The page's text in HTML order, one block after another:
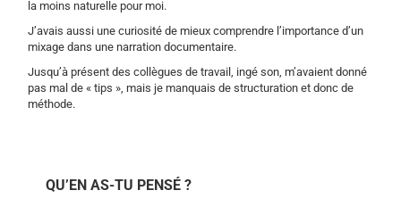
la moins naturelle pour moi.
J’avais aussi une curiosité de mieux comprendre l’importance d’un
mixage dans une narration documentaire.
Jusqu’à présent des collègues de travail, ingé son, m’avaient donné
pas mal de « tips », mais je manquais de structuration et donc de
méthode.
QU’EN AS-TU PENSÉ ?